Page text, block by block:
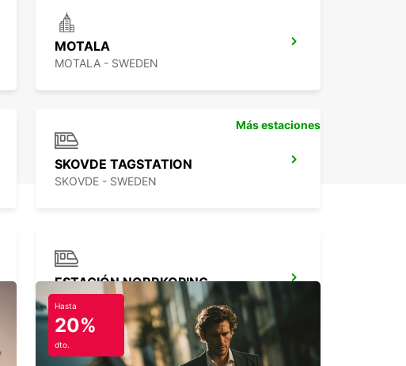
MOTALA
MOTALA - SWEDEN
SKOVDE TAGSTATION
SKOVDE - SWEDEN
ESTACIÓN NORRKOPING
NORRKOPING - SWEDEN
Más estaciones
Hasta
20%
dto.